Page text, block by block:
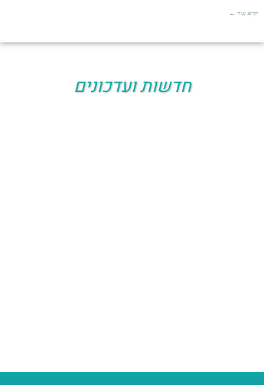
קרא עוד ←
חדשות ועדכונים